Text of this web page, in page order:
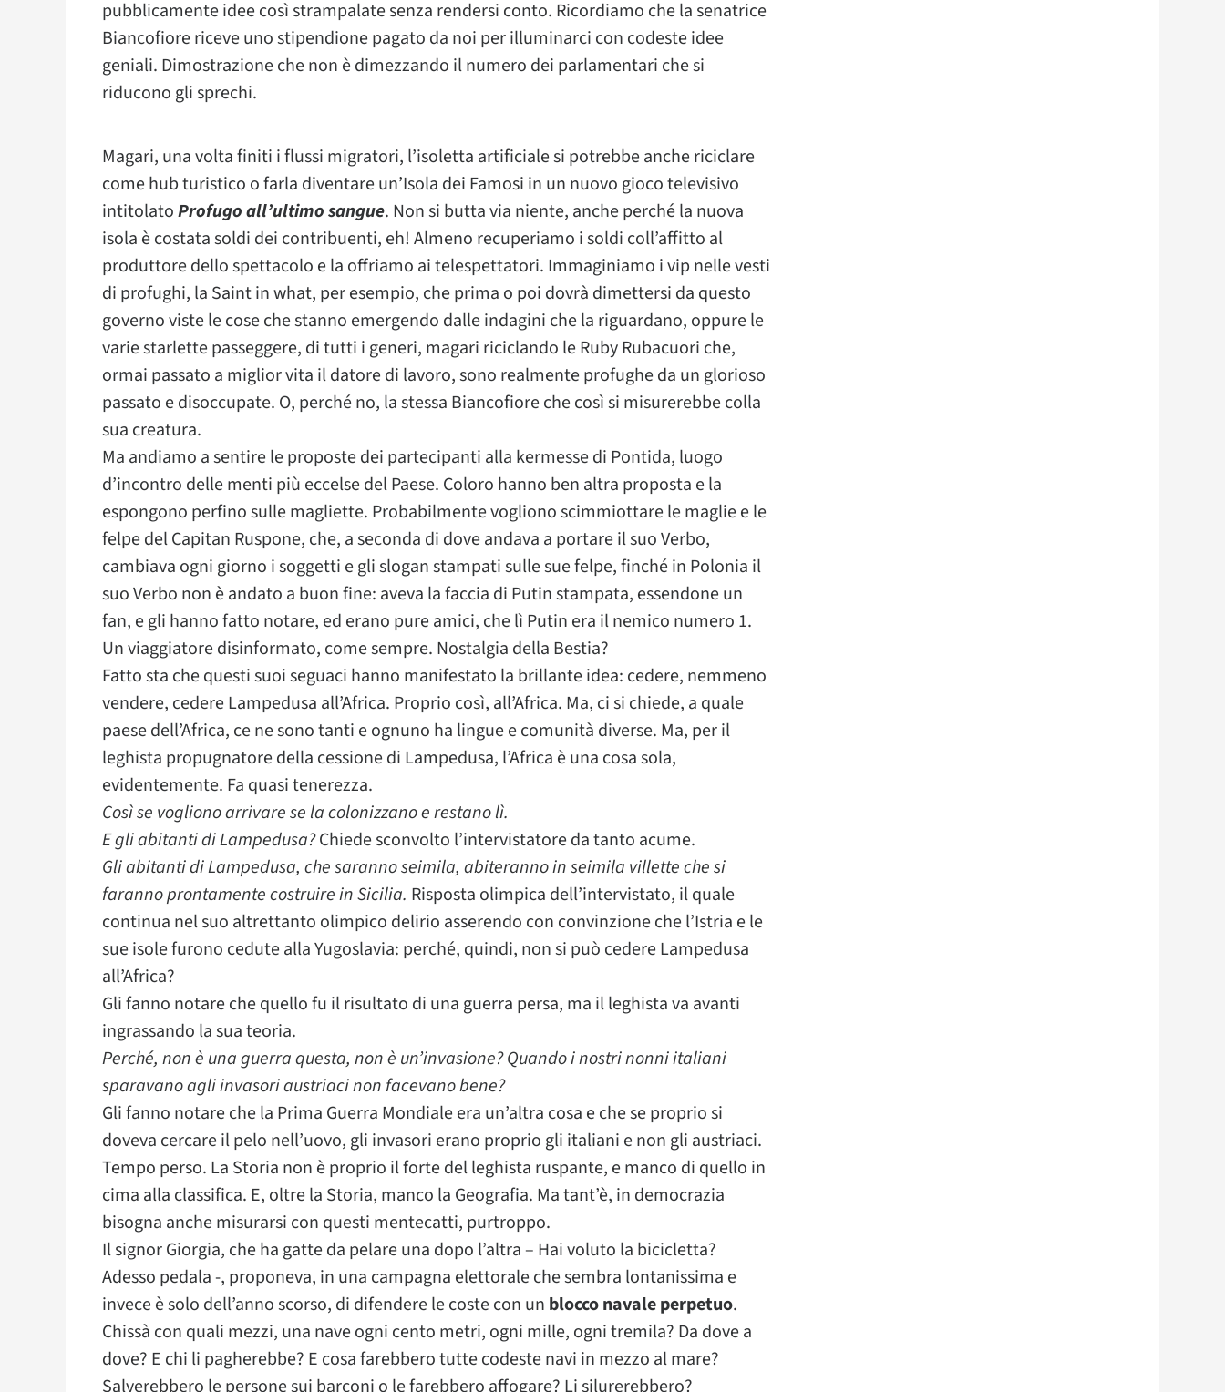
pubblicamente idee così strampalate senza rendersi conto. Ricordiamo che la senatrice
Biancofiore riceve uno stipendione pagato da noi per illuminarci con codeste idee
geniali. Dimostrazione che non è dimezzando il numero dei parlamentari che si
riducono gli sprechi.
Magari, una volta finiti i flussi migratori, l’isoletta artificiale si potrebbe anche riciclare
come hub turistico o farla diventare un’Isola dei Famosi in un nuovo gioco televisivo
intitolatoProfugo all’ultimo sangue. Non si butta via niente, anche perché la nuova
isola è costata soldi dei contribuenti, eh! Almeno recuperiamo i soldi coll’affitto al
produttore dello spettacolo e la offriamo ai telespettatori. Immaginiamo i vip nelle vesti
di profughi, la Saint in what, per esempio, che prima o poi dovrà dimettersi da questo
governo viste le cose che stanno emergendo dalle indagini che la riguardano, oppure le
varie starlette passeggere, di tutti i generi, magari riciclando le Ruby Rubacuori che,
ormai passato a miglior vita il datore di lavoro, sono realmente profughe da un glorioso
passato e disoccupate. O, perché no, la stessa Biancofiore che così si misurerebbe colla
sua creatura.
Ma andiamo a sentire le proposte dei partecipanti alla kermesse di Pontida, luogo
d’incontro delle menti più eccelse del Paese. Coloro hanno ben altra proposta e la
espongono perfino sulle magliette. Probabilmente vogliono scimmiottare le maglie e le
felpe del Capitan Ruspone, che, a seconda di dove andava a portare il suo Verbo,
cambiava ogni giorno i soggetti e gli slogan stampati sulle sue felpe, finché in Polonia il
suo Verbo non è andato a buon fine: aveva la faccia di Putin stampata, essendone un
fan, e gli hanno fatto notare, ed erano pure amici, che lì Putin era il nemico numero 1.
Un viaggiatore disinformato, come sempre. Nostalgia della Bestia?
Fatto sta che questi suoi seguaci hanno manifestato la brillante idea: cedere, nemmeno
vendere, cedere Lampedusa all’Africa. Proprio così, all’Africa. Ma, ci si chiede, a quale
paese dell’Africa, ce ne sono tanti e ognuno ha lingue e comunità diverse. Ma, per il
leghista propugnatore della cessione di Lampedusa, l’Africa è una cosa sola,
evidentemente. Fa quasi tenerezza.
Così se vogliono arrivare se la colonizzano e restano lì.
E gli abitanti di Lampedusa?Chiede sconvolto l’intervistatore da tanto acume.
Gli abitanti di Lampedusa, che saranno seimila, abiteranno in seimila villette che si
faranno prontamente costruire in Sicilia. Risposta olimpica dell’intervistato, il quale
continua nel suo altrettanto olimpico delirio asserendo con convinzione che l’Istria e le
sue isole furono cedute alla Yugoslavia: perché, quindi, non si può cedere Lampedusa
all’Africa?
Gli fanno notare che quello fu il risultato di una guerra persa, ma il leghista va avanti
ingrassando la sua teoria.
Perché, non è una guerra questa, non è un’invasione? Quando i nostri nonni italiani
sparavano agli invasori austriaci non facevano bene?
Gli fanno notare che la Prima Guerra Mondiale era un’altra cosa e che se proprio si
doveva cercare il pelo nell’uovo, gli invasori erano proprio gli italiani e non gli austriaci.
Tempo perso. La Storia non è proprio il forte del leghista ruspante, e manco di quello in
cima alla classifica. E, oltre la Storia, manco la Geografia. Ma tant’è, in democrazia
bisogna anche misurarsi con questi mentecatti, purtroppo.
Il signor Giorgia, che ha gatte da pelare una dopo l’altra – Hai voluto la bicicletta?
Adesso pedala -, proponeva, in una campagna elettorale che sembra lontanissima e
invece è solo dell’anno scorso, di difendere le coste con un blocco navale perpetuo.
Chissà con quali mezzi, una nave ogni cento metri, ogni mille, ogni tremila? Da dove a
dove? E chi li pagherebbe? E cosa farebbero tutte codeste navi in mezzo al mare?
Salverebbero le persone sui barconi o le farebbero affogare? Li silurerebbero?